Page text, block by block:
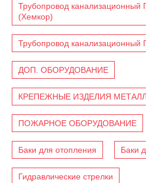
Трубопровод канализационный
(Хемкор)
Трубопровод
ДОП. ОБОРУДОВАНИЕ
КРЕПЕЖНЫЕ ИЗДЕЛИЯ
ПОЖАРНОЕ ОБОРУДОВАНИЕ
Баки для отопления Баки
Гидравлические стрелки